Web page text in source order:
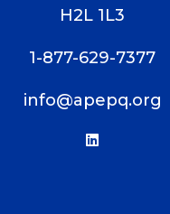
H2L 1L3
1-877-629-7377
info@apepq.org
linkedin